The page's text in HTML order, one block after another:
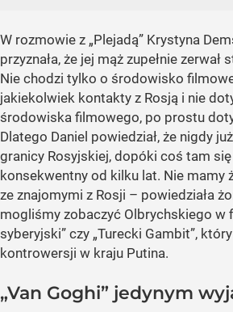
W rozmowie z „Plejadą” Krystyna
przyznała, że jej mąż zupełnie zerwał
Nie chodzi tylko o środowisko
jakiekolwiek kontakty z Rosją i nie
środowiska filmowego, po prostu
Dlatego Daniel powiedział, że nigdy
granicy Rosyjskiej, dopóki coś tam
konsekwentny od kilku lat. Nie mamy
ze znajomymi z Rosji – powiedziała
mogliśmy zobaczyć Olbrychskiego w
syberyjski” czy „Turecki Gambit”,
kontrowersji w kraju Putina.
„Van Goghi” jedynym